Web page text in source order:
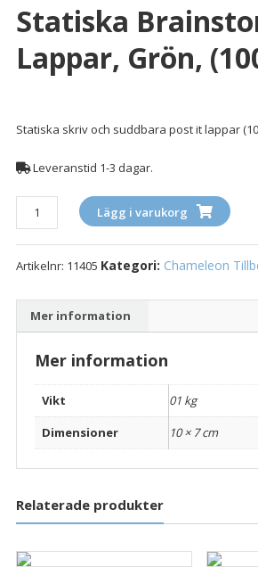
Statiska
Lappar, Grön,
Statiska skriv och suddbara post it lappar
Leveranstid 1-3 dagar.
Statiska
Brainstorm-
lappar,
grön,
mängd
Lägg i varukorg
Artikelnr: 11405 Kategori: Chameleon
Mer information
Mer information
Vikt
01 kg
Dimensioner
10 × 7 cm
Relaterade produkter